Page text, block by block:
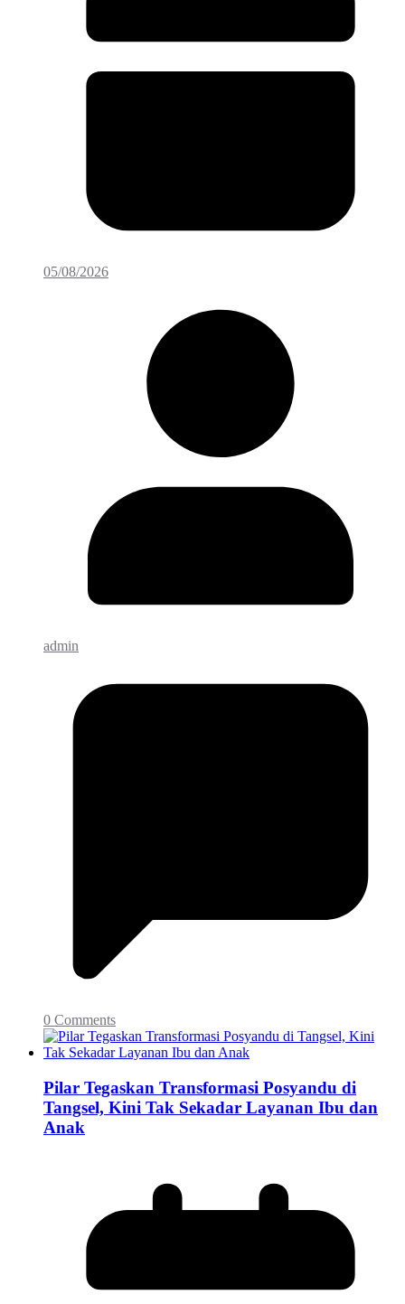
05/08/2026
admin
0 Comments
Pilar Tegaskan Transformasi Posyandu di
Tangsel, Kini Tak Sekadar Layanan Ibu dan
Anak